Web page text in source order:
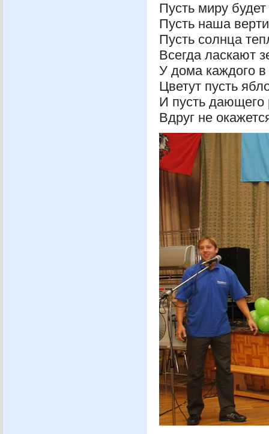
Пусть миру
Пусть наша
Пусть солнца
Всегда
У дома
Цветут пусть
И пусть
Вдруг не